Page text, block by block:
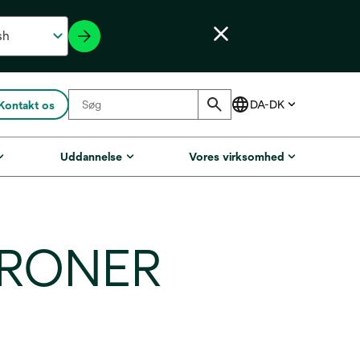
os
Uddannelse Vores virksomhed